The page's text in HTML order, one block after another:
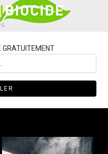
GRATUITEMENT